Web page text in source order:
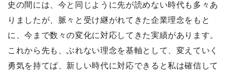
史の間には、今と同じように先が読めない時代も多々あ
りましたが、脈々と受け継がれてきた企業理念をもと
に、今まで数々の変化に対応してきた実績があります。
これから先も、ぶれない理念を基軸として、変えていく
勇気を持てば、新しい時代に対応できると私は確信して